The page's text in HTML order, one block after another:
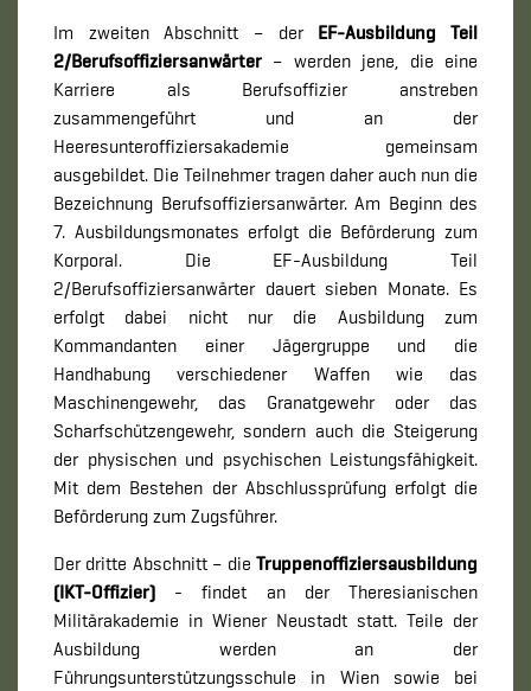
Im zweiten Abschnitt – der EF-Ausbildung Teil
2/Berufsoffiziersanwärter – werden jene, die eine
Karriere als Berufsoffizier anstreben
zusammengeführt und an der
Heeresunteroffiziersakademie gemeinsam
ausgebildet. Die Teilnehmer tragen daher auch nun die
Bezeichnung Berufsoffiziersanwärter. Am Beginn des
7. Ausbildungsmonates erfolgt die Beförderung zum
Korporal. Die EF-Ausbildung Teil
2/Berufsoffiziersanwärter dauert sieben Monate. Es
erfolgt dabei nicht nur die Ausbildung zum
Kommandanten einer Jägergruppe und die
Handhabung verschiedener Waffen wie das
Maschinengewehr, das Granatgewehr oder das
Scharfschützengewehr, sondern auch die Steigerung
der physischen und psychischen Leistungsfähigkeit.
Mit dem Bestehen der Abschlussprüfung erfolgt die
Beförderung zum Zugsführer.
Der dritte Abschnitt – die Truppenoffiziersausbildung
(IKT-Offizier) - findet an der Theresianischen
Militärakademie in Wiener Neustadt statt. Teile der
Ausbildung werden an der
Führungsunterstützungsschule in Wien sowie bei